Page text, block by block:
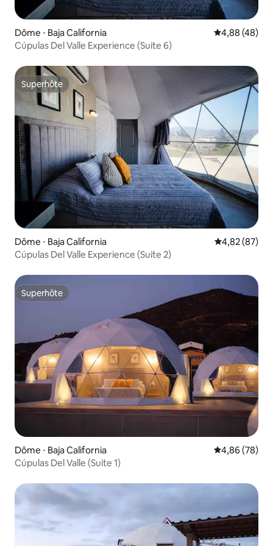
Dôme ⋅ Baja California Évaluation
4,88 (48)
Cúpulas Del Valle Experience (Suite 6)
Superhôte
Superhôte
Dôme ⋅ Baja California Évaluation
4,82 (87)
Cúpulas Del Valle Experience (Suite 2)
Superhôte
Superhôte
Dôme ⋅ Baja California Évaluation
4,86 (78)
Cúpulas Del Valle (Suite 1)